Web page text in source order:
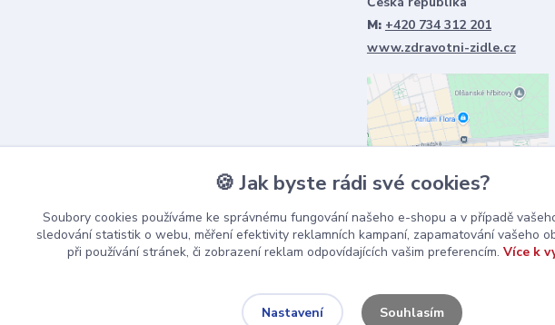
M: +420 734 312 201
www.zdravotni-zidle.cz
🍪 Jak byste rádi své cookies?
Soubory cookies používáme ke správnému fungování našeho e-shopu a v případě
sledování statistik o webu, měření efektivity reklamních kampaní, zapamatování vašeho
při používání stránek, či zobrazení reklam odpovídajících vašim preferencím. Více k
Nastavení Souhlasím